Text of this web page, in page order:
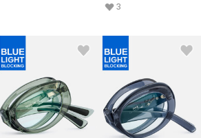
3